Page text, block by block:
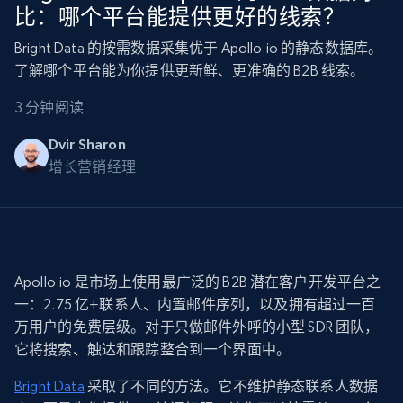
比：哪个平台能提供更好的线索？
Bright Data 的按需数据采集优于 Apollo.io 的静态数据库。
了解哪个平台能为你提供更新鲜、更准确的 B2B 线索。
3 分钟阅读
Dvir Sharon
增长营销经理
Apollo.io 是市场上使用最广泛的 B2B 潜在客户开发平台之
一：2.75 亿+联系人、内置邮件序列，以及拥有超过一百
万用户的免费层级。对于只做邮件外呼的小型 SDR 团队，
它将搜索、触达和跟踪整合到一个界面中。
Bright Data 采取了不同的方法。它不维护静态联系人数据